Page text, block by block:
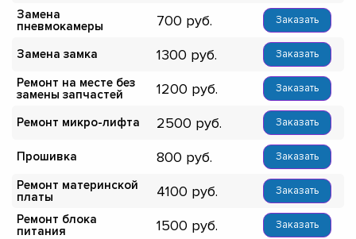
Замена
пневмокамеры
700 Заказать
Замена замка 1300 Заказать
Ремонт на месте без
замены запчастей
1200 Заказать
Ремонт микро-лифта 2500 Заказать
Прошивка 800 Заказать
Ремонт материнской
платы
4100 Заказать
Ремонт блока
питания
1500 Заказать